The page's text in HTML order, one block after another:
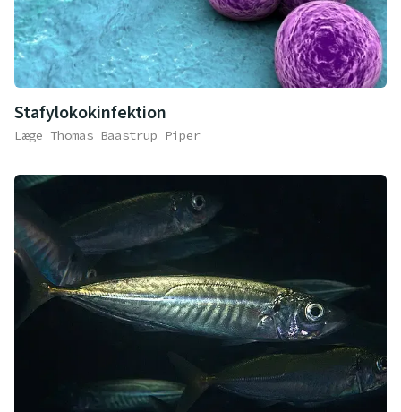
Stafylokokinfektion
Læge Thomas Baastrup Piper